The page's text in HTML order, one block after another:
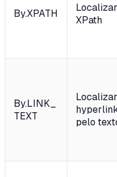
By.XPATH
XPath
By.LINK_
TEXT
Localizar
pelo